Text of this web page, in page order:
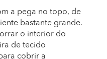
a pega no topo, de
bastante grande.
o interior do
de tecido
cobrir a